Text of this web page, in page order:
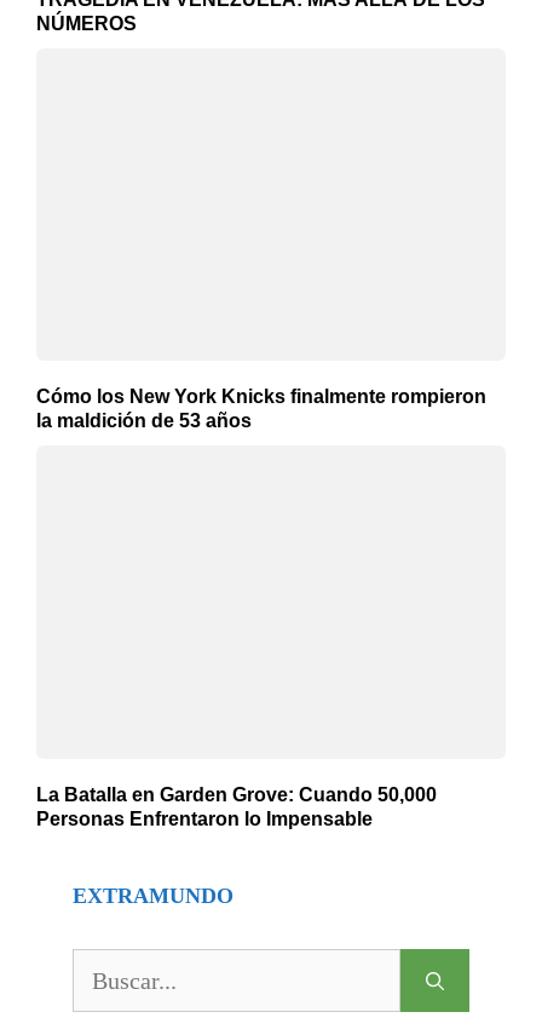
NÚMEROS
Cómo los New York Knicks finalmente rompieron
la maldición de 53 años
La Batalla en Garden Grove: Cuando 50,000
Personas Enfrentaron lo Impensable
EXTRAMUNDO